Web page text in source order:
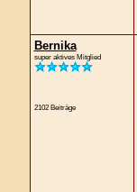
Bernika
super aktives Mitglied
2102 Beiträge